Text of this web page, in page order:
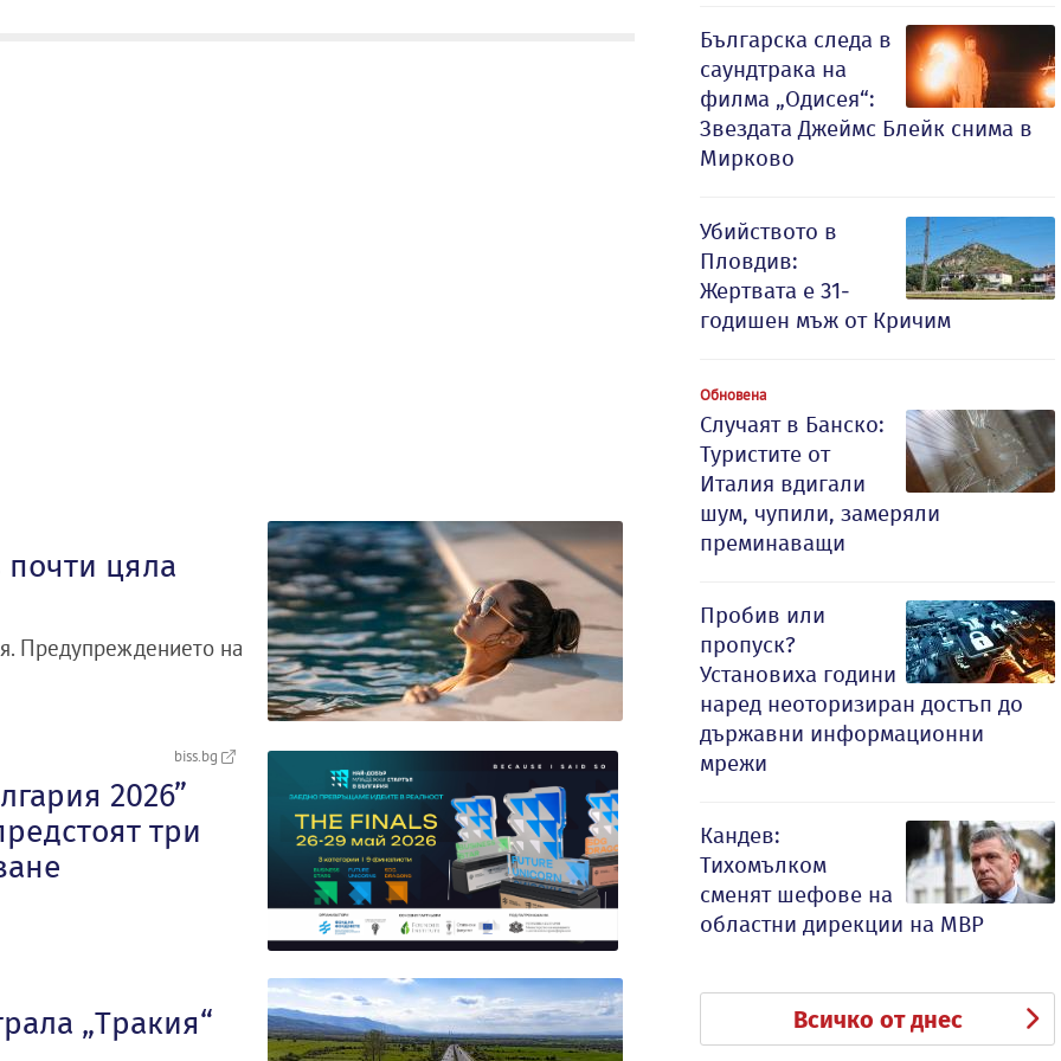
цяла
Предупреждението на
biss.bg
2026”
три
„Тракия“
Българска следа в
саундтрака на
филма „Одисея“:
Звездата Джеймс Блейк снима в
Мирково
Убийството в
Пловдив:
Жертвата е 31-
годишен мъж от Кричим
Обновена
Случаят в Банско:
Туристите от
Италия вдигали
шум, чупили, замеряли
преминаващи
Пробив или
пропуск?
Установиха години
наред неоторизиран достъп до
държавни информационни
мрежи
Кандев:
Тихомълком
сменят шефове на
областни дирекции на МВР
Всичко от днес